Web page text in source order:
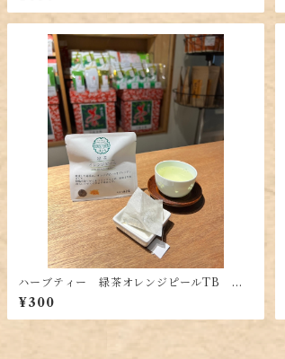
ハーブティー 緑茶オレンジピールTB （4
g（2g×2P））
¥300